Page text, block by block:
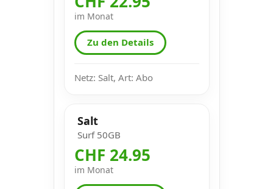
im Monat
Zu den Details
Netz: Salt, Art: Abo
Salt
Surf 50GB
CHF 24.95
im Monat